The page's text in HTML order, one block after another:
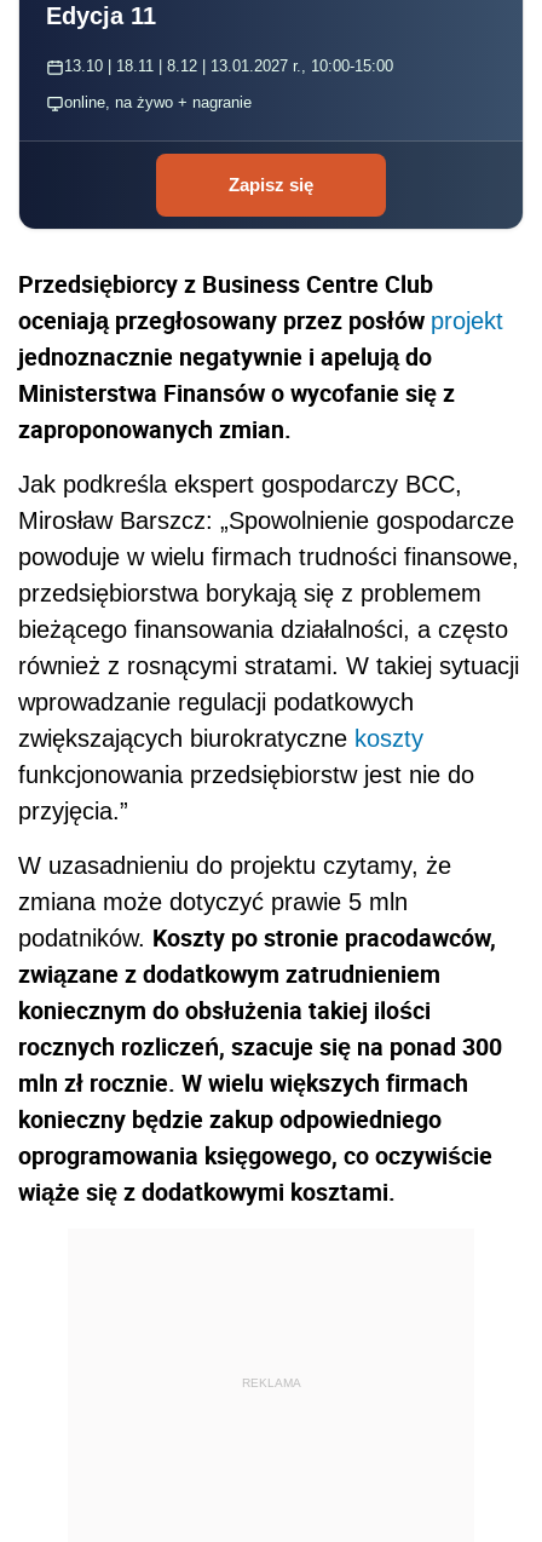
Edycja 11
13.10 | 18.11 | 8.12 | 13.01.2027 r., 10:00-15:00
online, na żywo + nagranie
Zapisz się
Przedsiębiorcy z Business Centre Club
oceniają przegłosowany przez posłów projekt
jednoznacznie negatywnie i apelują do
Ministerstwa Finansów o wycofanie się z
zaproponowanych zmian.
Jak podkreśla ekspert gospodarczy BCC,
Mirosław Barszcz: „Spowolnienie gospodarcze
powoduje w wielu firmach trudności finansowe,
przedsiębiorstwa borykają się z problemem
bieżącego finansowania działalności, a często
również z rosnącymi stratami. W takiej sytuacji
wprowadzanie regulacji podatkowych
zwiększających biurokratyczne koszty
funkcjonowania przedsiębiorstw jest nie do
przyjęcia.”
W uzasadnieniu do projektu czytamy, że
zmiana może dotyczyć prawie 5 mln
podatników. Koszty po stronie pracodawców,
związane z dodatkowym zatrudnieniem
koniecznym do obsłużenia takiej ilości
rocznych rozliczeń, szacuje się na ponad 300
mln zł rocznie. W wielu większych firmach
konieczny będzie zakup odpowiedniego
oprogramowania księgowego, co oczywiście
wiąże się z dodatkowymi kosztami.
REKLAMA